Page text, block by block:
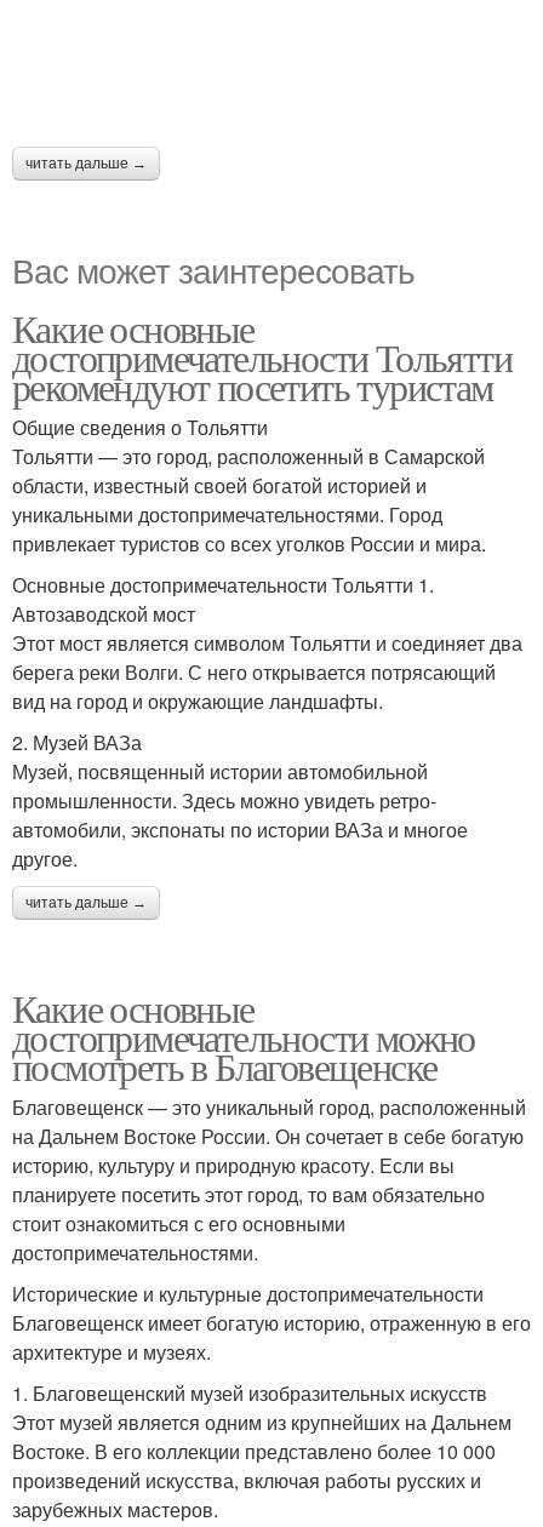
читать дальше →
Вас может заинтересовать
Какие основные
достопримечательности Тольятти
рекомендуют посетить туристам
Общие сведения о Тольятти
Тольятти — это город, расположенный в Самарской
области, известный своей богатой историей и
уникальными достопримечательностями. Город
привлекает туристов со всех уголков России и мира.
Основные достопримечательности Тольятти 1.
Автозаводской мост
Этот мост является символом Тольятти и соединяет два
берега реки Волги. С него открывается потрясающий
вид на город и окружающие ландшафты.
2. Музей ВАЗа
Музей, посвященный истории автомобильной
промышленности. Здесь можно увидеть ретро-
автомобили, экспонаты по истории ВАЗа и многое
другое.
читать дальше →
Какие основные
достопримечательности можно
посмотреть в Благовещенске
Благовещенск — это уникальный город, расположенный
на Дальнем Востоке России. Он сочетает в себе богатую
историю, культуру и природную красоту. Если вы
планируете посетить этот город, то вам обязательно
стоит ознакомиться с его основными
достопримечательностями.
Исторические и культурные достопримечательности
Благовещенск имеет богатую историю, отраженную в его
архитектуре и музеях.
1. Благовещенский музей изобразительных искусств
Этот музей является одним из крупнейших на Дальнем
Востоке. В его коллекции представлено более 10 000
произведений искусства, включая работы русских и
зарубежных мастеров.